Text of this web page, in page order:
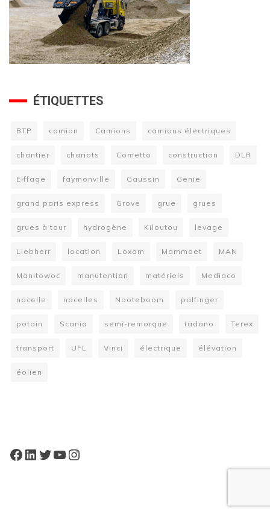
ÉTIQUETTES
BTP camion Camions camions électriques
chantier chariots Cometto construction DLR
Eiffage faymonville Gaussin Genie
grand paris express Grove grue grues
grues à tour hydrogène Kiloutou levage
Liebherr location Loxam Mammoet MAN
Manitowoc manutention matériels Mediaco
nacelle nacelles Nooteboom palfinger
potain Scania semi-remorque tadano Terex
transport UFL Vinci électrique élévation
éolien
Facebook
LinkedIn
Twitter
YouTube
Instagram